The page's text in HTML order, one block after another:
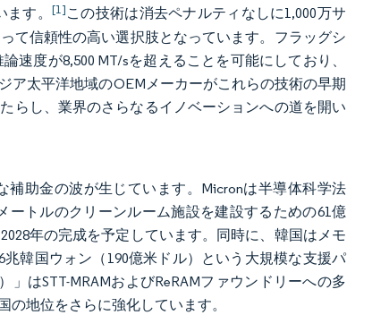
す。 [1]この技術は消去ペナルティなしに1,000万サ
て信頼性の高い選択肢となっています。フラッグシ
速度が8,500 MT/sを超えることを可能にしており、
ア太平洋地域のOEMメーカーがこれらの技術の早期
らし、業界のさらなるイノベーションへの道を開い
助金の波が生じています。Micronは半導体科学法
ートルのクリーンルーム施設を建設するための61億
年の完成を予定しています。同時に、韓国はメモ
韓国ウォン（190億米ドル）という大規模な支援パ
はSTT-MRAMおよびReRAMファウンドリーへの多
地位をさらに強化しています。